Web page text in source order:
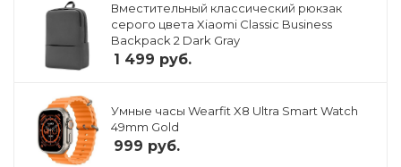
Вместительный классический рюкзак
серого цвета Xiaomi Classic Business
Backpack 2 Dark Gray
1 499 руб.
Умные часы Wearfit X8 Ultra Smart Watch
49mm Gold
999 руб.